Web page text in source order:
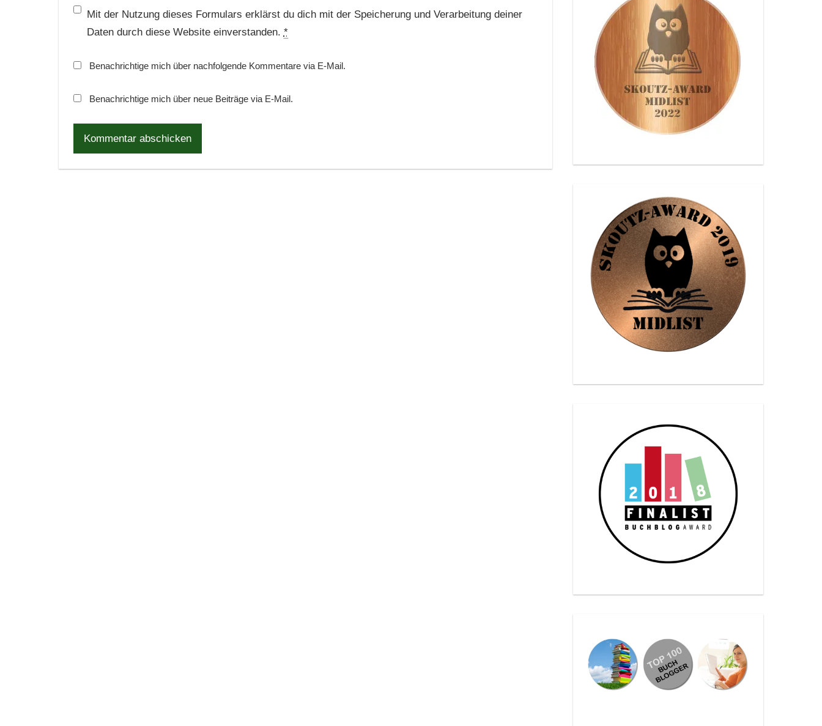
Mit der Nutzung dieses Formulars erklärst du dich mit der Speicherung und Verarbeitung deiner
Daten durch diese Website einverstanden. *
Benachrichtige mich über nachfolgende Kommentare via E-Mail.
Benachrichtige mich über neue Beiträge via E-Mail.